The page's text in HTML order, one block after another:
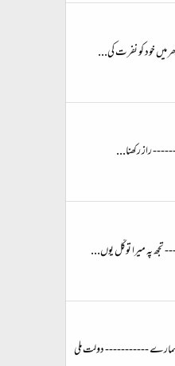
میں خود کو نفرت کی...
راز رکھنا...
پہ میرا توکّل یوں...
ہمارے ----------- دولت ملی